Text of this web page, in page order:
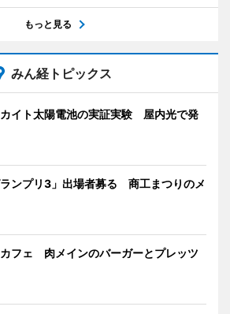
もっと見る
みん経トピックス
イト太陽電池の実証実験 屋内光で発
ンプリ3」出場者募る 商工まつりのメ
フェ 肉メインのバーガーとプレッツ